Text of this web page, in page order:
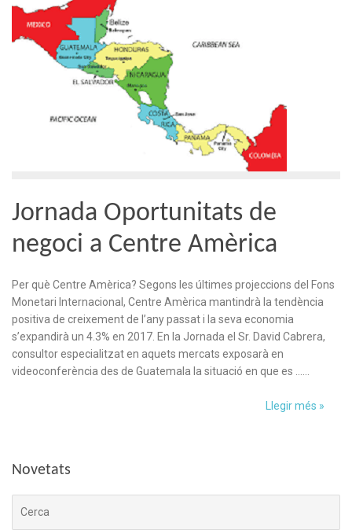
Jornada Oportunitats de
negoci a Centre Amèrica
Per què Centre Amèrica? Segons les últimes projeccions del Fons
Monetari Internacional, Centre Amèrica mantindrà la tendència
positiva de creixement de l’any passat i la seva economia
s’expandirà un 4.3% en 2017. En la Jornada el Sr. David Cabrera,
consultor especialitzat en aquets mercats exposarà en
videoconferència des de Guatemala la situació en que es ……
Llegir més »
Novetats